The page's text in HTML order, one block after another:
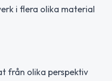
i flera olika material
från olika perspektiv